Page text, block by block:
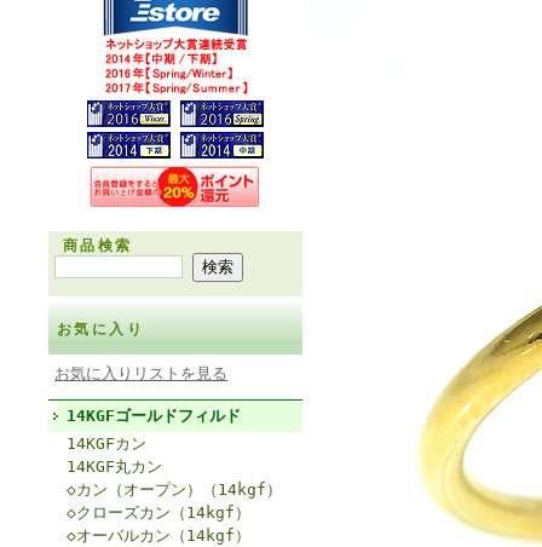
商品検索
お気に入り
お気に入りリストを見る
14KGFゴールドフィルド
14KGFカン
14KGF丸カン
◇カン（オープン）（14kgf）
◇クローズカン（14kgf）
◇オーバルカン（14kgf）